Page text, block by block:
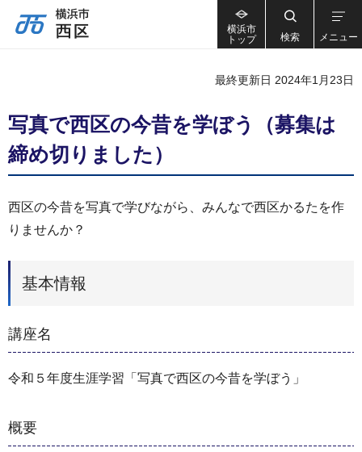
横浜市
トップ
検索 メニュー
最終更新日 2024年1月23日
写真で西区の今昔を学ぼう（募集は
締め切りました）
西区の今昔を写真で学びながら、みんなで西区かるたを作
りませんか？
基本情報
講座名
令和５年度生涯学習「写真で西区の今昔を学ぼう」
概要